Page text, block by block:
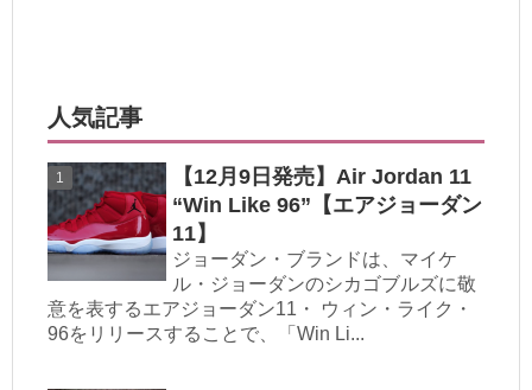
人気記事
【12月9日発売】Air Jordan 11
“Win Like 96”【エアジョーダン
11】
ジョーダン・ブランドは、マイケ
ル・ジョーダンのシカゴブルズに敬
意を表するエアジョーダン11・ ウィン・ライク・
96をリリースすることで、「Win Li...